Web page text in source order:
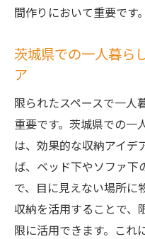
間作りにおいて重要です。
茨城県での一人暮ら
ア
限られたスペースで一人
重要です。茨城県での一
は、効果的な収納アイデ
ば、ベッド下やソファ下
で、目に見えない場所に
収納を活用することで、
限に活用できます。これ